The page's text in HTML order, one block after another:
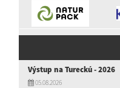
Výstup na Tureckú - 2026
05.08.2026